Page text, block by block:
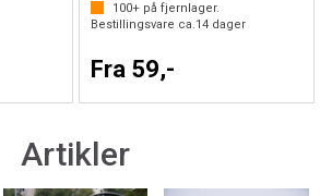
100+på fjernlager.
Bestillingsvare ca.14dager
Fra 59,-
Artikler